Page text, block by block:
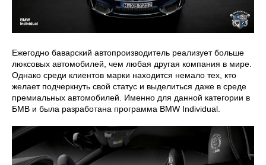
Ежегодно баварский автопроизводитель реализует больше
люксовых автомобилей, чем любая другая компания в мире.
Однако среди клиентов марки находится немало тех, кто
желает подчеркнуть свой статус и выделиться даже в среде
премиальных автомобилей. Именно для данной категории в
БМВ и была разработана программа BMW Individual.